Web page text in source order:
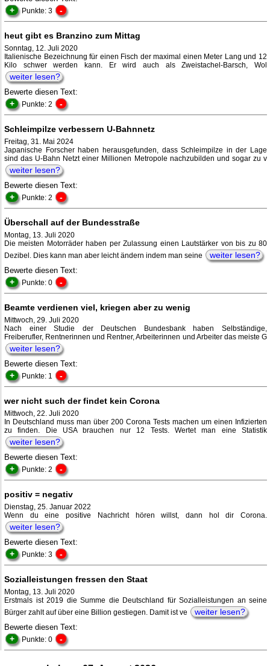
+ Punkte: 3 -
heut gibt es Branzino zum Mittag
Sonntag, 12. Juli 2020
Italienische Bezeichnung für einen Fisch der maximal einen Meter Lang und 12
Kilo schwer werden kann. Er wird auch als Zweistachel-Barsch, Wol
weiter lesen?
Bewerte diesen Text:
+ Punkte: 2 -
Schleimpilze verbessern U-Bahnnetz
Freitag, 31. Mai 2024
Japanische Forscher haben herausgefunden, dass Schleimpilze in der Lage
sind das U-Bahn Netzt einer Millionen Metropole nachzubilden und sogar zu v
weiter lesen?
Bewerte diesen Text:
+ Punkte: 2 -
Überschall auf der Bundesstraße
Montag, 13. Juli 2020
Die meisten Motorräder haben per Zulassung einen Lautstärker von bis zu 80
Dezibel. Dies kann man aber leicht ändern indem man seine
weiter lesen?
Bewerte diesen Text:
+ Punkte: 0 -
Beamte verdienen viel, kriegen aber zu wenig
Mittwoch, 29. Juli 2020
Nach einer Studie der Deutschen Bundesbank haben Selbständige,
Freiberufler, Rentnerinnen und Rentner, Arbeiterinnen und Arbeiter das meiste G
weiter lesen?
Bewerte diesen Text:
+ Punkte: 1 -
wer nicht such der findet kein Corona
Mittwoch, 22. Juli 2020
In Deutschland muss man über 200 Corona Tests machen um einen Infizierten
zu finden. Die USA brauchen nur 12 Tests. Wertet man eine Statistik
weiter lesen?
Bewerte diesen Text:
+ Punkte: 2 -
positiv = negativ
Dienstag, 25. Januar 2022
Wenn du eine positive Nachricht hören willst, dann hol dir Corona.
weiter lesen?
Bewerte diesen Text:
+ Punkte: 3 -
Sozialleistungen fressen den Staat
Montag, 13. Juli 2020
Erstmals ist 2019 die Summe die Deutschland für Sozialleistungen an seine
Bürger zahlt auf über eine Billion gestiegen. Damit ist ve
weiter lesen?
Bewerte diesen Text:
+ Punkte: 0 -